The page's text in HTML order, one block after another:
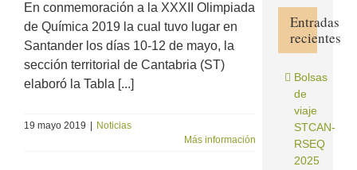
En conmemoración a la XXXII Olimpiada
de Química 2019 la cual tuvo lugar en
Santander los días 10-12 de mayo, la
sección territorial de Cantabria (ST)
elaboró la Tabla [...]
19 mayo 2019
Noticias
Más información
Entradas
recientes
Bolsas
de
viaje
STCAN-
RSEQ
2025